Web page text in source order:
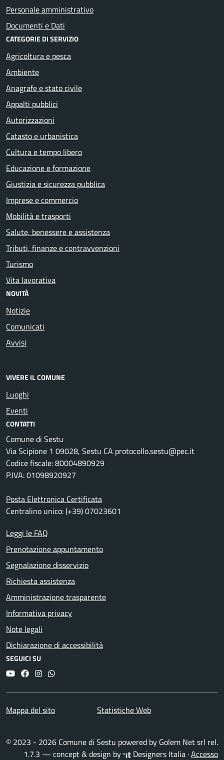
Personale amministrativo
Documenti e Dati
CATEGORIE DI SERVIZIO
Agricoltura e pesca
Ambiente
Anagrafe e stato civile
Appalti pubblici
Autorizzazioni
Catasto e urbanistica
Cultura e tempo libero
Educazione e formazione
Giustizia e sicurezza pubblica
Imprese e commercio
Mobilità e trasporti
Salute, benessere e assistenza
Tributi, finanze e contravvenzioni
Turismo
Vita lavorativa
NOVITÀ
Notizie
Comunicati
Avvisi
VIVERE IL COMUNE
Luoghi
Eventi
CONTATTI
Comune di Sestu
Via Scipione 1 09028, Sestu CA protocollo.sestu@pec.it
Codice fiscale: 80004890929
P.IVA: 01098920927
Posta Elettronica Certificata
Centralino unico: (+39) 07023601
Leggi le FAQ
Prenotazione appuntamento
Segnalazione disservizio
Richiesta assistenza
Amministrazione trasparente
Informativa privacy
Note legali
Dichiarazione di accessibilità
SEGUICI SU
YouTubeFacebookInstagram
Whatsapp
Mappa del sito Statistiche Web
© 2023 - 2026 Comune di Sestu powered by Golem Net srl rel.
1.7.3 — concept & design by
Designers Italia ·Accesso